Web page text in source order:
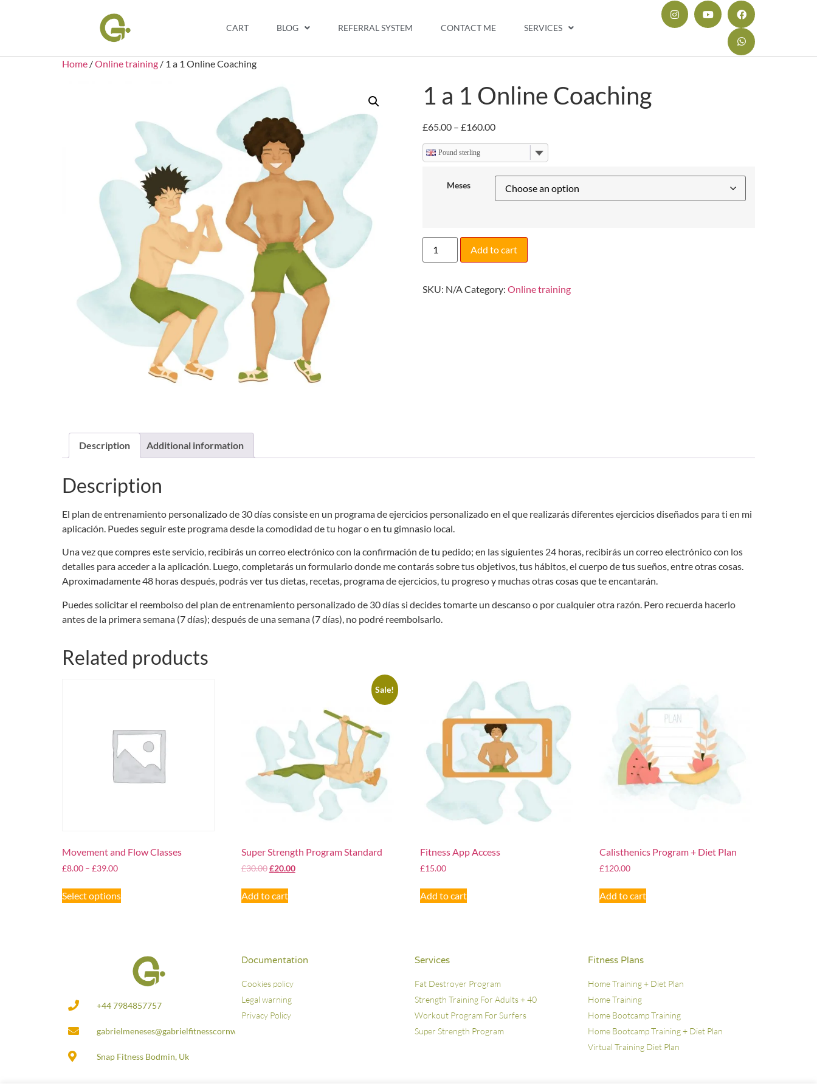
CART BLOG REFERRAL SYSTEM CONTACT ME SERVICES
Home /Online training / 1 a 1 Online Coaching
1 a 1 Online Coaching
£65.00– £160.00
Pound sterling
Meses
Add to cart
SKU: N/A Category: Online training
Description Additional information
Description
El plan de entrenamiento personalizado de 30 días consiste en un programa de ejercicios personalizado en el que realizarás diferentes ejercicios diseñados para ti en mi
aplicación. Puedes seguir este programa desde la comodidad de tu hogar o en tu gimnasio local.
Una vez que compres este servicio, recibirás un correo electrónico con la confirmación de tu pedido; en las siguientes 24 horas, recibirás un correo electrónico con los
detalles para acceder a la aplicación. Luego, completarás un formulario donde me contarás sobre tus objetivos, tus hábitos, el cuerpo de tus sueños, entre otras cosas.
Aproximadamente 48 horas después, podrás ver tus dietas, recetas, programa de ejercicios, tu progreso y muchas otras cosas que te encantarán.
Puedes solicitar el reembolso del plan de entrenamiento personalizado de 30 días si decides tomarte un descanso o por cualquier otra razón. Pero recuerda hacerlo
antes de la primera semana (7 días); después de una semana (7 días), no podré reembolsarlo.
Related products
Movement and Flow Classes
£8.00 – £39.00
Select options
Sale!
Super Strength Program Standard
£30.00£20.00
Add to cart
Fitness App Access
£15.00
Add to cart
Calisthenics Program + Diet Plan
£120.00
Add to cart
+44 7984857757
gabrielmeneses@gabrielfitnesscornwall.co.uk
Snap Fitness Bodmin, Uk
Documentation
Cookies policy
Legal warning
Privacy Policy
Services
Fat Destroyer Program
Strength Training For Adults + 40
Workout Program For Surfers
Super Strength Program
Fitness Plans
Home Training + Diet Plan
Home Training
Home Bootcamp Training
Home Bootcamp Training + Diet Plan
Virtual Training Diet Plan